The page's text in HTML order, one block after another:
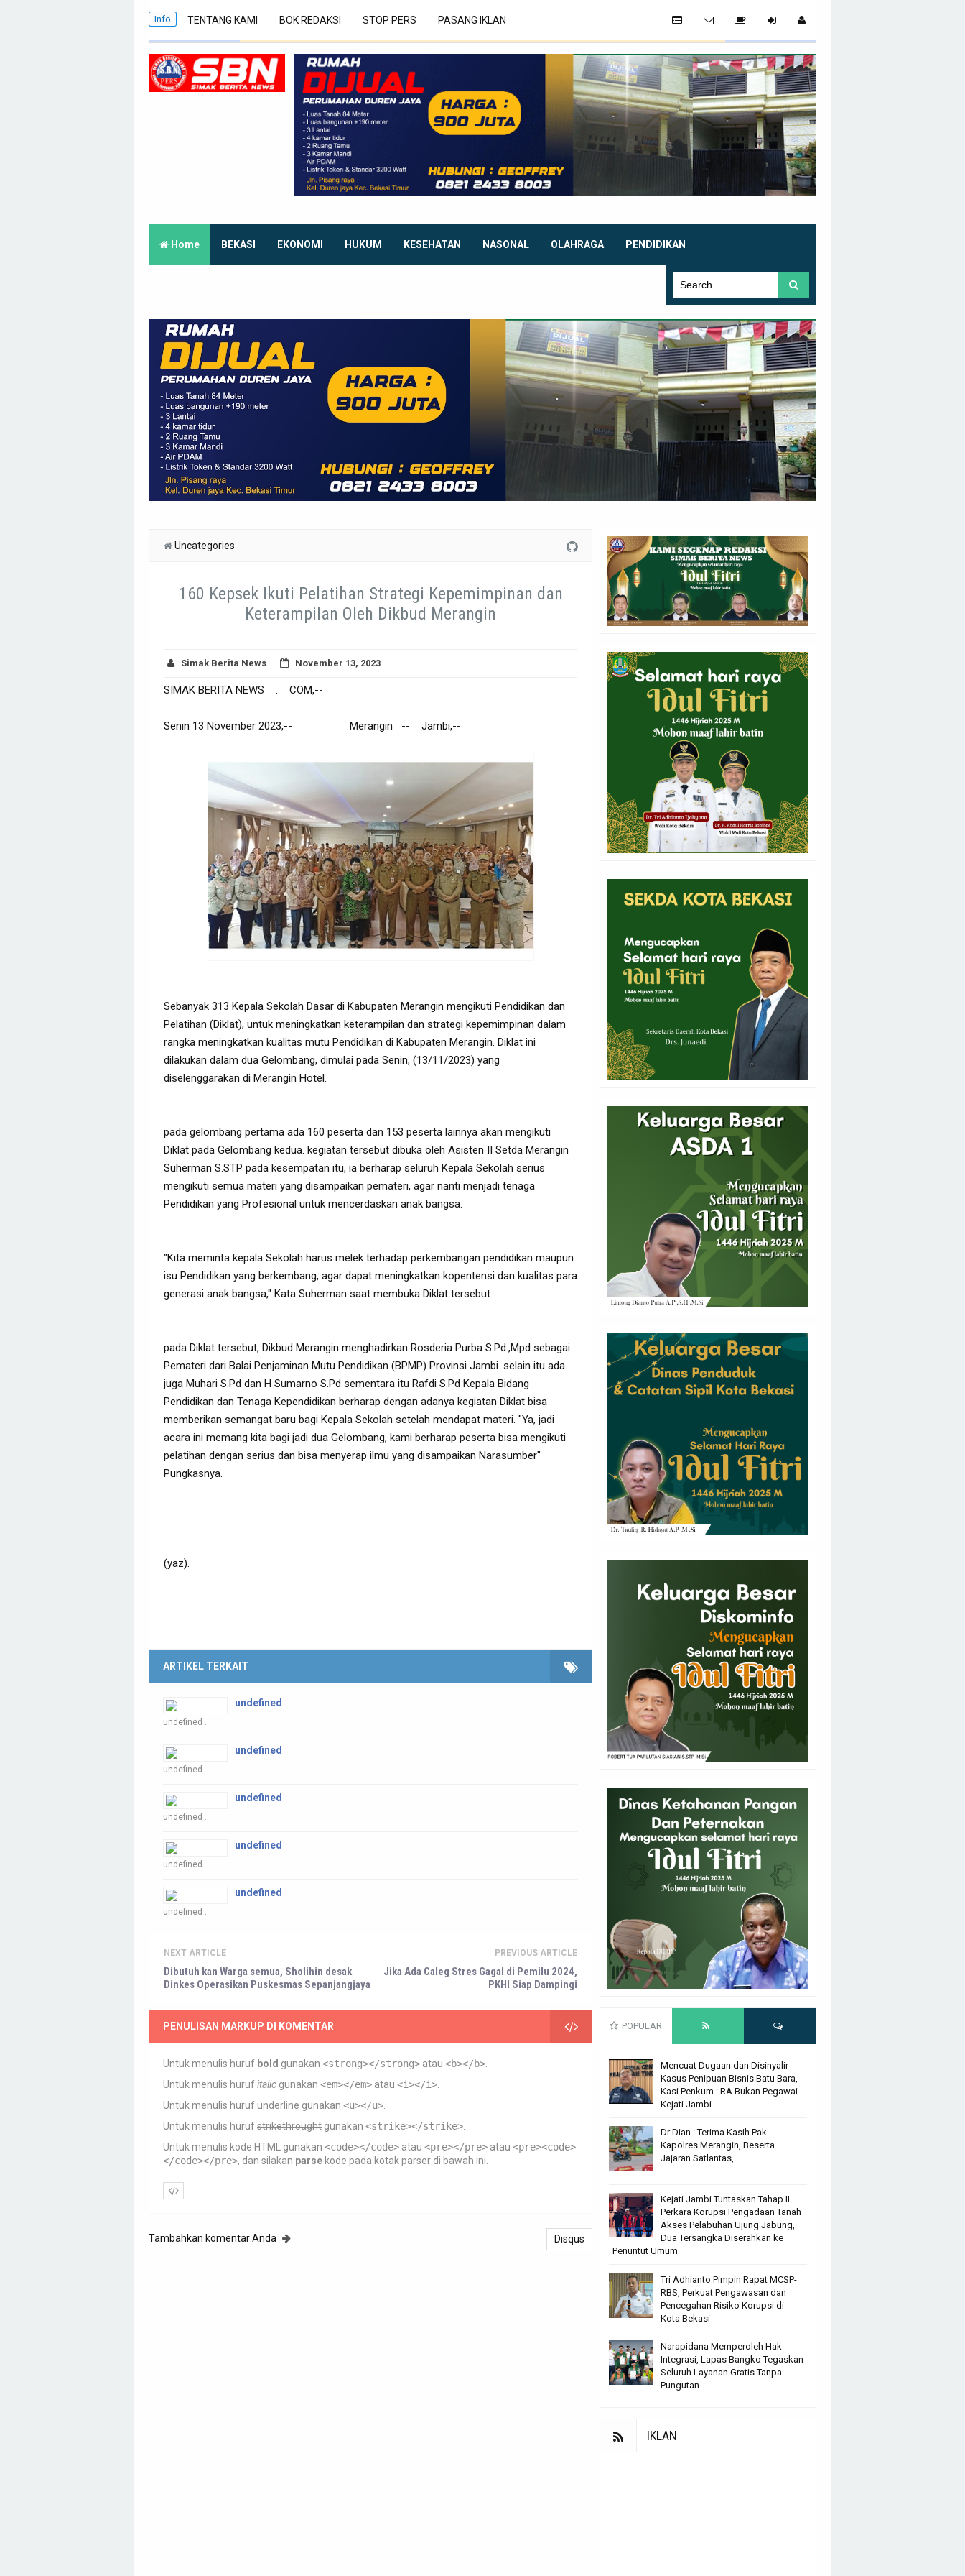
Info TENTANG KAMI BOK REDAKSI STOP PERS PASANG IKLAN
Home BEKASI EKONOMI HUKUM KESEHATAN NASONAL OLAHRAGA PENDIDIKAN
Uncategories
160 Kepsek Ikuti Pelatihan Strategi Kepemimpinan dan
Keterampilan Oleh Dikbud Merangin
Simak Berita News November 13, 2023
SIMAK BERITA NEWS . COM,--
Senin 13 November 2023,-- Merangin -- Jambi,--
Sebanyak 313 Kepala Sekolah Dasar di Kabupaten Merangin mengikuti Pendidikan dan
Pelatihan (Diklat), untuk meningkatkan keterampilan dan strategi kepemimpinan dalam
rangka meningkatkan kualitas mutu Pendidikan di Kabupaten Merangin. Diklat ini
dilakukan dalam dua Gelombang, dimulai pada Senin, (13/11/2023) yang
diselenggarakan di Merangin Hotel.
pada gelombang pertama ada 160 peserta dan 153 peserta lainnya akan mengikuti
Diklat pada Gelombang kedua. kegiatan tersebut dibuka oleh Asisten II Setda Merangin
Suherman S.STP pada kesempatan itu, ia berharap seluruh Kepala Sekolah serius
mengikuti semua materi yang disampaikan pemateri, agar nanti menjadi tenaga
Pendidikan yang Profesional untuk mencerdaskan anak bangsa.
"Kita meminta kepala Sekolah harus melek terhadap perkembangan pendidikan maupun
isu Pendidikan yang berkembang, agar dapat meningkatkan kopentensi dan kualitas para
generasi anak bangsa," Kata Suherman saat membuka Diklat tersebut.
pada Diklat tersebut, Dikbud Merangin menghadirkan Rosderia Purba S.Pd.,Mpd sebagai
Pemateri dari Balai Penjaminan Mutu Pendidikan (BPMP) Provinsi Jambi. selain itu ada
juga Muhari S.Pd dan H Sumarno S.Pd sementara itu Rafdi S.Pd Kepala Bidang
Pendidikan dan Tenaga Kependidikan berharap dengan adanya kegiatan Diklat bisa
memberikan semangat baru bagi Kepala Sekolah setelah mendapat materi. "Ya, jadi
acara ini memang kita bagi jadi dua Gelombang, kami berharap peserta bisa mengikuti
pelatihan dengan serius dan bisa menyerap ilmu yang disampaikan Narasumber"
Pungkasnya.
(yaz).
ARTIKEL TERKAIT
undefined
undefined ...
undefined
undefined ...
undefined
undefined ...
undefined
undefined ...
undefined
undefined ...
NEXT ARTICLE
Dibutuh kan Warga semua, Sholihin desak
Dinkes Operasikan Puskesmas Sepanjangjaya
PREVIOUS ARTICLE
Jika Ada Caleg Stres Gagal di Pemilu 2024,
PKHI Siap Dampingi
PENULISAN MARKUP DI KOMENTAR
Untuk menulis huruf bold gunakan <strong></strong> atau <b></b>
Untuk menulis hurufitalic gunakan <em></em> atau <i></i>
Untuk menulis hurufunderline gunakan <u></u>
Untuk menulis hurufstrikethrought gunakan <strike></strike>
Untuk menulis kode HTML gunakan <code></code> atau <pre></pre> atau <pre><code>
</code></pre>, dan silakan parse kode pada kotak parser di bawah ini.
Disqus
Tambahkan komentar Anda
POPULAR
Mencuat Dugaan dan Disinyalir
Kasus Penipuan Bisnis Batu Bara,
Kasi Penkum : RA Bukan Pegawai
Kejati Jambi
Dr Dian : Terima Kasih Pak
Kapolres Merangin, Beserta
Jajaran Satlantas,
Kejati Jambi Tuntaskan Tahap II
Perkara Korupsi Pengadaan Tanah
Akses Pelabuhan Ujung Jabung,
Dua Tersangka Diserahkan ke
Penuntut Umum
Tri Adhianto Pimpin Rapat MCSP-
RBS, Perkuat Pengawasan dan
Pencegahan Risiko Korupsi di
Kota Bekasi
Narapidana Memperoleh Hak
Integrasi, Lapas Bangko Tegaskan
Seluruh Layanan Gratis Tanpa
Pungutan
IKLAN